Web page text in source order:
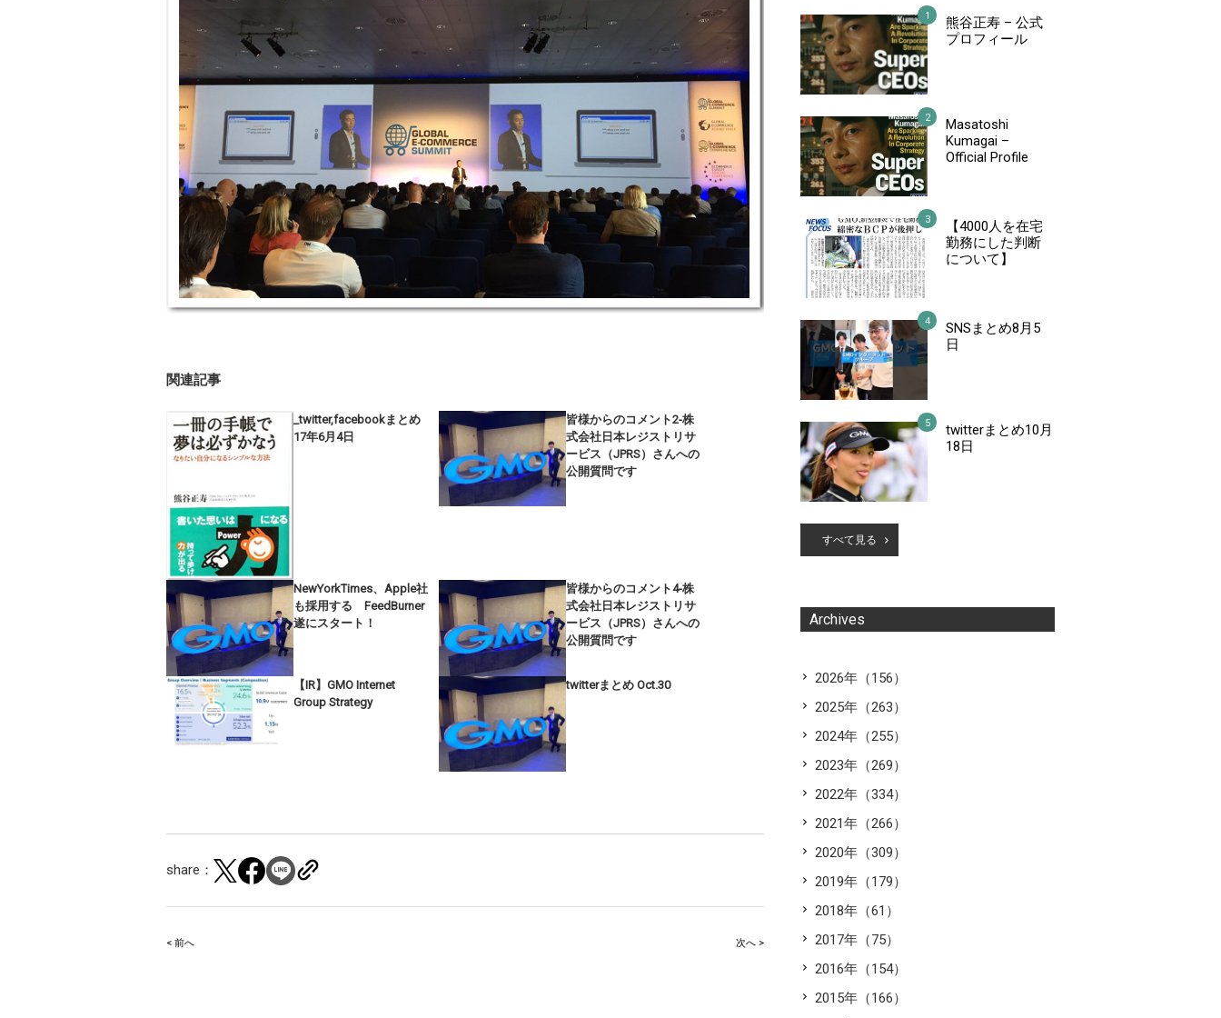
関連記事
_twitter,facebookまとめ
17年6月4日
皆様からのコメント2-株
式会社日本レジストリサ
ービス（JPRS）さんへの
公開質問です
NewYorkTimes、Apple社
も採用する FeedBurner
遂にスタート！
皆様からのコメント4-株
式会社日本レジストリサ
ービス（JPRS）さんへの
公開質問です
【IR】GMO Internet
Group Strategy
twitterまとめ Oct.30
share：
Post
< 前へ 次へ >
熊谷正寿 – 公式
プロフィール
Masatoshi
Kumagai –
Official Profile
【4000人を在宅
勤務にした判断
について】
SNSまとめ8月5
日
twitterまとめ10月
18日
すべて見る
Archives
2026年（156）
2025年（263）
2024年（255）
2023年（269）
2022年（334）
2021年（266）
2020年（309）
2019年（179）
2018年（61）
2017年（75）
2016年（154）
2015年（166）